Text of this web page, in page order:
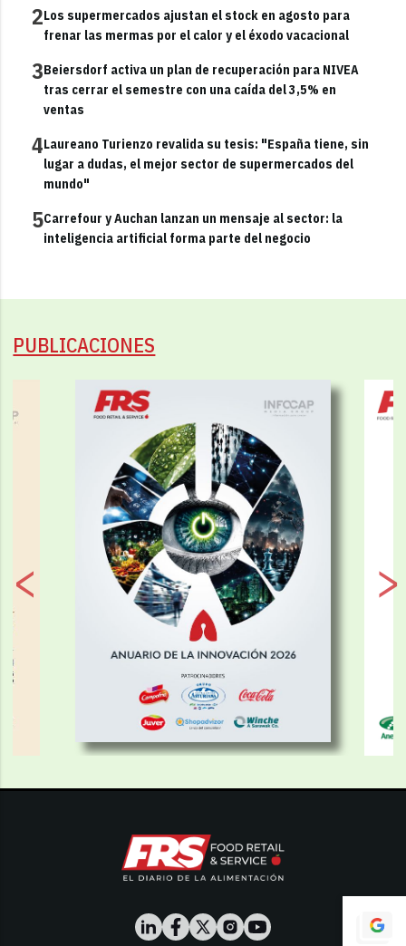
2Los supermercados ajustan el stock en agosto para
frenar las mermas por el calor y el éxodo vacacional
3Beiersdorf activa un plan de recuperación para NIVEA
tras cerrar el semestre con una caída del 3,5% en
ventas
4Laureano Turienzo revalida su tesis: "España tiene, sin
lugar a dudas, el mejor sector de supermercados del
mundo"
5Carrefour y Auchan lanzan un mensaje al sector: la
inteligencia artificial forma parte del negocio
PUBLICACIONES